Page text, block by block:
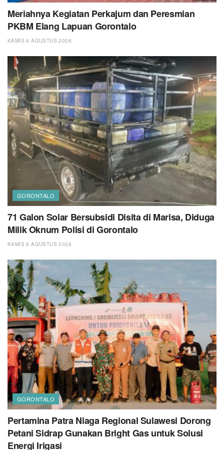
Meriahnya Kegiatan Perkajum dan Peresmian
PKBM Elang Lapuan Gorontalo
KAMIS 6 AGUSTUS 2026
GORONTALO
71 Galon Solar Bersubsidi Disita di Marisa, Diduga
Milik Oknum Polisi di Gorontalo
KAMIS 6 AGUSTUS 2026
GORONTALO
Pertamina Patra Niaga Regional Sulawesi Dorong
Petani Sidrap Gunakan Bright Gas untuk Solusi
Energi Irigasi